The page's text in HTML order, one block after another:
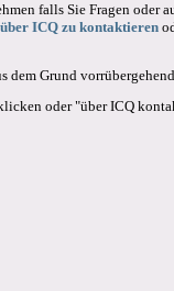
falls Sie Fragen oder
über ICQ zu kontaktieren
dem Grund
oder "über ICQ